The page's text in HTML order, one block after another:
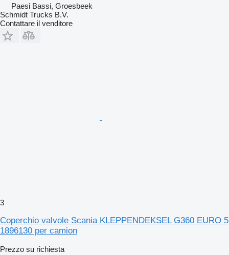
Paesi Bassi, Groesbeek
Schmidt Trucks B.V.
Contattare il venditore
3
Coperchio valvole Scania KLEPPENDEKSEL G360 EURO 5
1896130 per camion
Prezzo su richiesta